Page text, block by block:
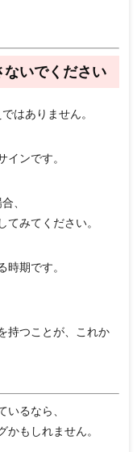
いでください
はありません。
インです。
、
みてください。
時期です。
持つこと が、これか
いるなら、
かもしれません。